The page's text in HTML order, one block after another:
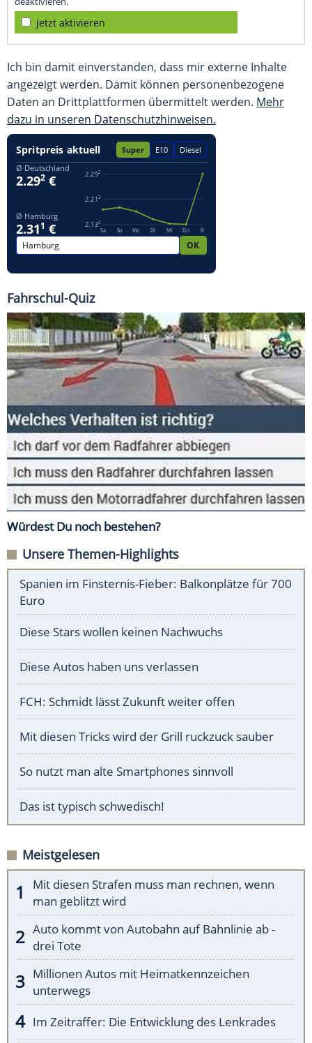
jetzt aktivieren
Ich bin damit einverstanden, dass mir externe Inhalte
angezeigt werden. Damit können personenbezogene
Daten an Drittplattformen übermittelt werden. Mehr
dazu in unseren Datenschutzhinweisen.
Fahrschul-Quiz
Würdest Du noch bestehen?
Unsere Themen-Highlights
Spanien im Finsternis-Fieber: Balkonplätze für 700
Euro
Diese Stars wollen keinen Nachwuchs
Diese Autos haben uns verlassen
FCH: Schmidt lässt Zukunft weiter offen
Mit diesen Tricks wird der Grill ruckzuck sauber
So nutzt man alte Smartphones sinnvoll
Das ist typisch schwedisch!
Meistgelesen
Mit diesen Strafen muss man rechnen, wenn
man geblitzt wird
Auto kommt von Autobahn auf Bahnlinie ab -
drei Tote
Millionen Autos mit Heimatkennzeichen
unterwegs
Im Zeitraffer: Die Entwicklung des Lenkrades